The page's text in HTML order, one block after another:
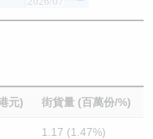
元) 街貨量 (百萬份/%)
1.17 (1.47%)